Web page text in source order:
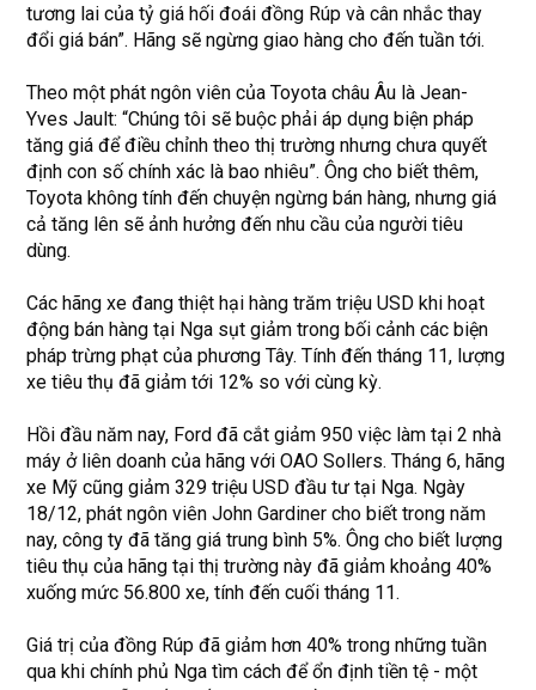
tương lai của tỷ giá hối đoái đồng Rúp và cân nhắc thay
đổi giá bán”. Hãng sẽ ngừng giao hàng cho đến tuần tới.
Theo một phát ngôn viên của Toyota châu Âu là Jean-
Yves Jault: “Chúng tôi sẽ buộc phải áp dụng biện pháp
tăng giá để điều chỉnh theo thị trường nhưng chưa quyết
định con số chính xác là bao nhiêu”. Ông cho biết thêm,
Toyota không tính đến chuyện ngừng bán hàng, nhưng giá
cả tăng lên sẽ ảnh hưởng đến nhu cầu của người tiêu
dùng.
Các hãng xe đang thiệt hại hàng trăm triệu USD khi hoạt
động bán hàng tại Nga sụt giảm trong bối cảnh các biện
pháp trừng phạt của phương Tây. Tính đến tháng 11, lượng
xe tiêu thụ đã giảm tới 12% so với cùng kỳ.
Hồi đầu năm nay, Ford đã cắt giảm 950 việc làm tại 2 nhà
máy ở liên doanh của hãng với OAO Sollers. Tháng 6, hãng
xe Mỹ cũng giảm 329 triệu USD đầu tư tại Nga. Ngày
18/12, phát ngôn viên John Gardiner cho biết trong năm
nay, công ty đã tăng giá trung bình 5%. Ông cho biết lượng
tiêu thụ của hãng tại thị trường này đã giảm khoảng 40%
xuống mức 56.800 xe, tính đến cuối tháng 11.
Giá trị của đồng Rúp đã giảm hơn 40% trong những tuần
qua khi chính phủ Nga tìm cách để ổn định tiền tệ - một